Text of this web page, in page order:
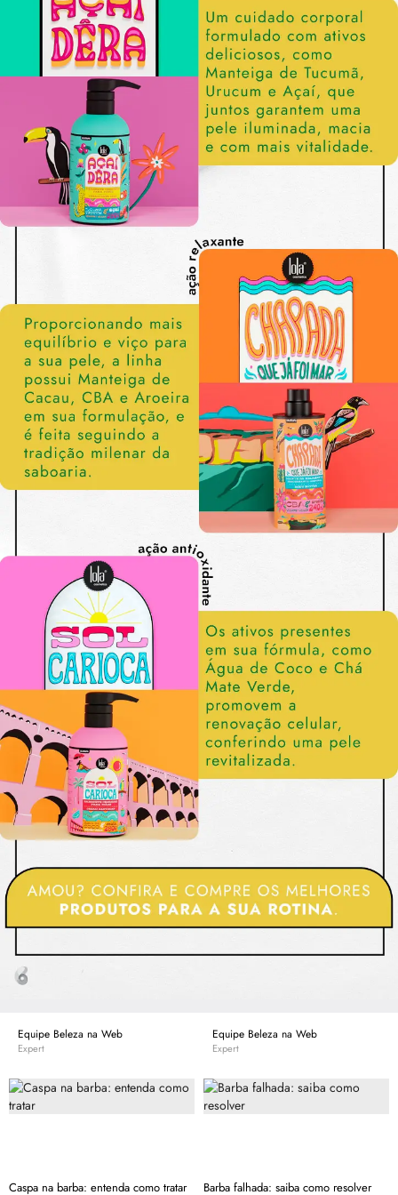
Equipe Beleza na Web
Expert
Caspa na barba: entenda como tratar
Equipe Beleza na Web
Expert
Barba falhada: saiba como resolver